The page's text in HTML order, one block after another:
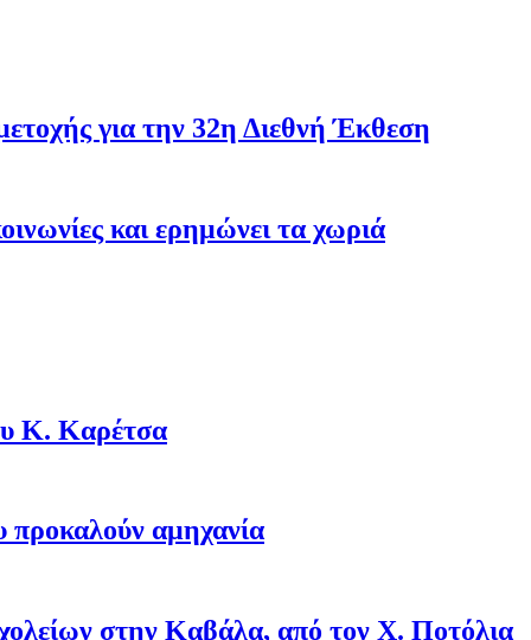
για την 32η Διεθνή Έκθεση
και ερημώνει τα χωριά
Κ. Καρέτσα
προκαλούν αμηχανία
στην Καβάλα, από τον Χ. Ποτόλια